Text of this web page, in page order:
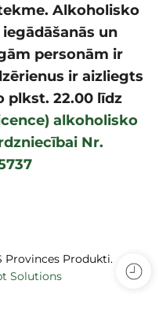
Alkoholisko
un
personām ir
ir aizliegts
plkst. 22.00 līdz
alkoholisko
Nr.
Provinces Produkti.
Solutions